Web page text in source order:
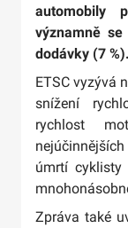
automobily
významně
dodávky (7 %).
ETSC vyzývá
snížení
rychlost
úmrtí
Zpráva také